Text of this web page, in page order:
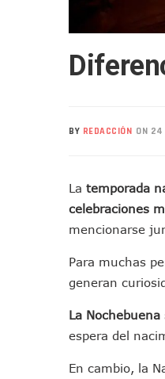
BY REDACCIÓN ON
La temporada
celebraciones
mencionarse
Para muchas
generan
La
espera del
En cambio, la